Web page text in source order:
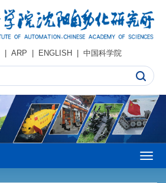
| ARP | ENGLISH| 中国科学院